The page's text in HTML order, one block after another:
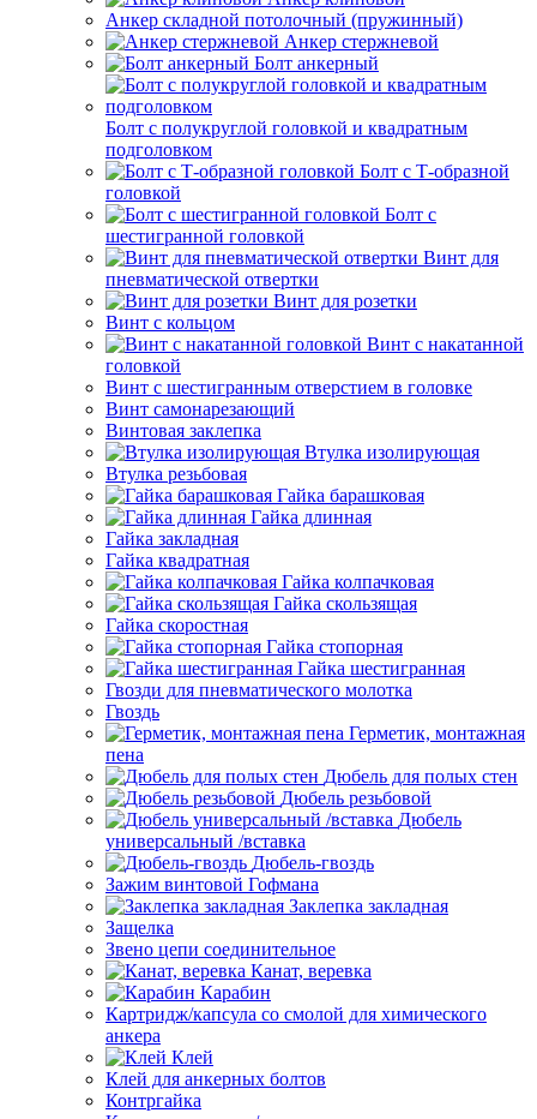
Анкер складной потолочный (пружинный)
Анкер стержневой
Болт анкерный
Болт с полукруглой головкой и квадратным
подголовком
Болт с Т-образной
головкой
Болт с
шестигранной головкой
Винт для
пневматической отвертки
Винт для розетки
Винт с кольцом
Винт с накатанной
головкой
Винт с шестигранным отверстием в головке
Винт самонарезающий
Винтовая заклепка
Втулка изолирующая
Втулка резьбовая
Гайка барашковая
Гайка длинная
Гайка закладная
Гайка квадратная
Гайка колпачковая
Гайка скользящая
Гайка скоростная
Гайка стопорная
Гайка шестигранная
Гвозди для пневматического молотка
Гвоздь
Герметик, монтажная
пена
Дюбель для полых стен
Дюбель резьбовой
Дюбель
универсальный /вставка
Дюбель-гвоздь
Зажим винтовой Гофмана
Заклепка закладная
Защелка
Звено цепи соединительное
Канат, веревка
Карабин
Картридж/капсула со смолой для химического
анкера
Клей
Клей для анкерных болтов
Контргайка